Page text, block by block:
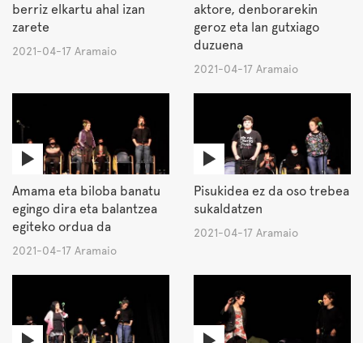
berriz elkartu ahal izan
zarete
2021-04-17 Aramaio
aktore, denborarekin
geroz eta lan gutxiago
duzuena
2021-04-17 Aramaio
Amama eta biloba banatu
egingo dira eta balantzea
egiteko ordua da
2021-04-17 Aramaio
Pisukidea ez da oso trebea
sukaldatzen
2021-04-17 Aramaio